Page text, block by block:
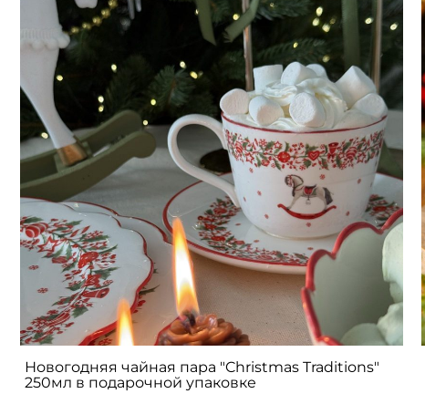
Новогодняя чайная пара "Christmas Traditions"
250мл в подарочной упаковке